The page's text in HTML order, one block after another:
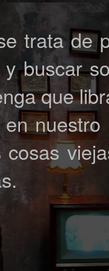
trata de
buscar
que